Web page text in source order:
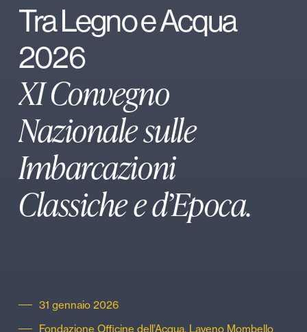
Tra Legno e Acqua
2026
XI Convegno
Nazionale sulle
Imbarcazioni
Classiche e d’Epoca.
31 gennaio 2026
Fondazione Officine dell’Acqua, Laveno Mombello